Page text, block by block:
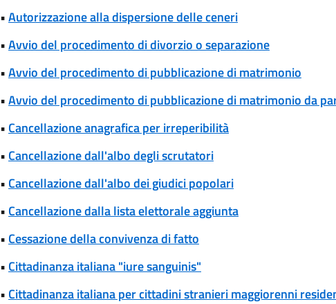
•Autorizzazione alla dispersione delle ceneri
•Avvio del procedimento di divorzio o separazione
•Avvio del procedimento di pubblicazione di matrimonio
•Avvio del procedimento di pubblicazione di matrimonio da
• Cancellazione anagrafica per irreperibilità
• Cancellazione dall'albo degli scrutatori
• Cancellazione dall'albo dei giudici popolari
• Cancellazione dalla lista elettorale aggiunta
• Cessazione della convivenza di fatto
• Cittadinanza italiana "iure sanguinis"
• Cittadinanza italiana per cittadini stranieri maggiorenni